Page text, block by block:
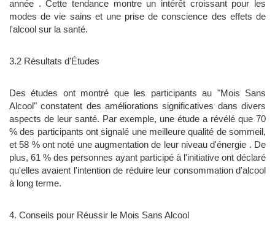
année . Cette tendance montre un intérêt croissant pour les
modes de vie sains et une prise de conscience des effets de
l'alcool sur la santé.
3.2 Résultats d'Études
Des études ont montré que les participants au "Mois Sans
Alcool" constatent des améliorations significatives dans divers
aspects de leur santé. Par exemple, une étude a révélé que 70
% des participants ont signalé une meilleure qualité de sommeil,
et 58 % ont noté une augmentation de leur niveau d'énergie . De
plus, 61 % des personnes ayant participé à l'initiative ont déclaré
qu'elles avaient l'intention de réduire leur consommation d'alcool
à long terme.
4. Conseils pour Réussir le Mois Sans Alcool